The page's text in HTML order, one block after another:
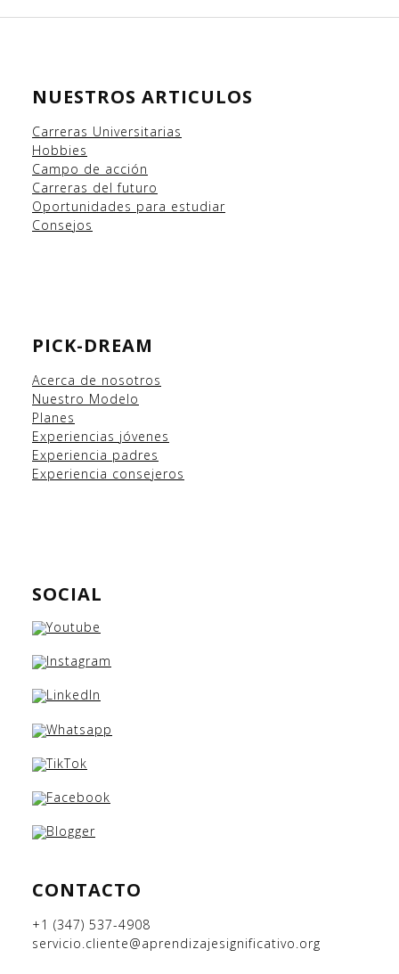
NUESTROS ARTICULOS
Carreras Universitarias
Hobbies
Campo de acción
Carreras del futuro
Oportunidades para estudiar
Consejos
PICK-DREAM
Acerca de nosotros
Nuestro Modelo
Planes
Experiencias jóvenes
Experiencia padres
Experiencia consejeros
SOCIAL
CONTACTO
+1 (347) 537-4908
servicio.cliente@aprendizajesignificativo.org